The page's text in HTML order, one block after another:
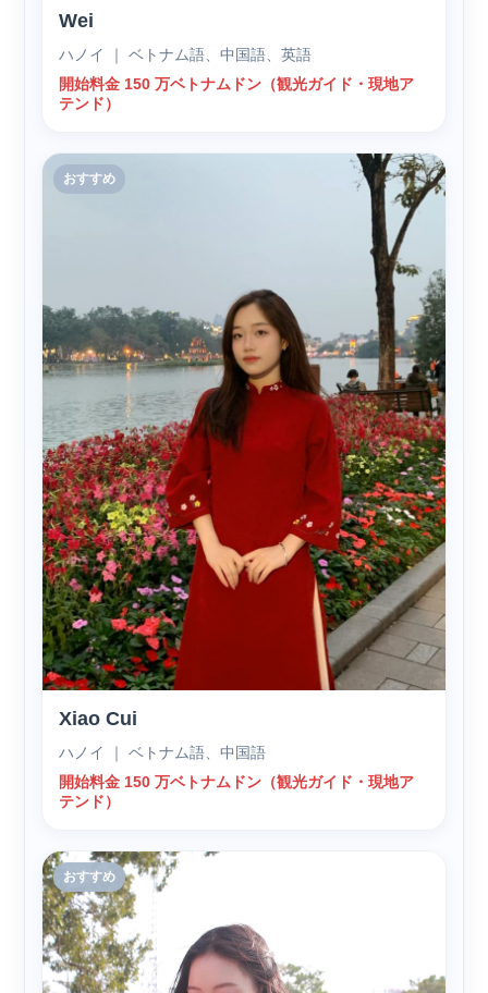
Wei
ハノイ ｜ ベトナム語、中国語、英語
開始料金 150 万ベトナムドン（観光ガイド・現地ア
テンド）
おすすめ
Xiao Cui
ハノイ ｜ ベトナム語、中国語
開始料金 150 万ベトナムドン（観光ガイド・現地ア
テンド）
おすすめ